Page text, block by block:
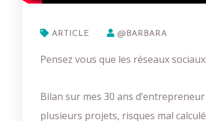
ARTICLE @BARBARA
Pensez vous que les réseaux
Bilan sur mes 30 ans
plusieurs projets, risques mal